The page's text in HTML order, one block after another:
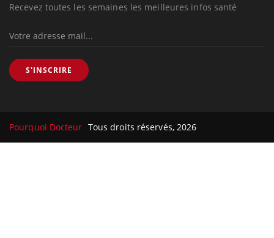
Recevez toutes les semaines les meilleures infos santé
S'INSCRIRE
Pourquoi Docteur Tous droits réservés, 2026